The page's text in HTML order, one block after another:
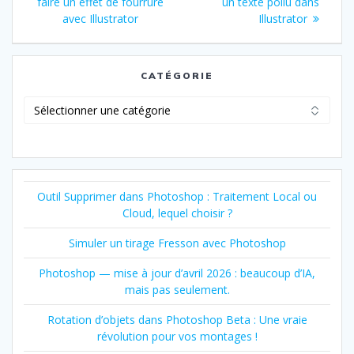
de
l’article
:
avec Illustrator
Illustrator
CATÉGORIE
Outil Supprimer dans Photoshop : Traitement Local ou
Cloud, lequel choisir ?
Simuler un tirage Fresson avec Photoshop
Photoshop — mise à jour d’avril 2026 : beaucoup d’IA,
mais pas seulement.
Rotation d’objets dans Photoshop Beta : Une vraie
révolution pour vos montages !